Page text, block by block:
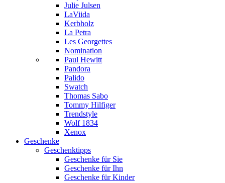
Julie Julsen
LaViida
Kerbholz
La Petra
Les Georgettes
Nomination
Paul Hewitt
Pandora
Palido
Swatch
Thomas Sabo
Tommy Hilfiger
Trendstyle
Wolf 1834
Xenox
Geschenke
Geschenktipps
Geschenke für Sie
Geschenke für Ihn
Geschenke für Kinder